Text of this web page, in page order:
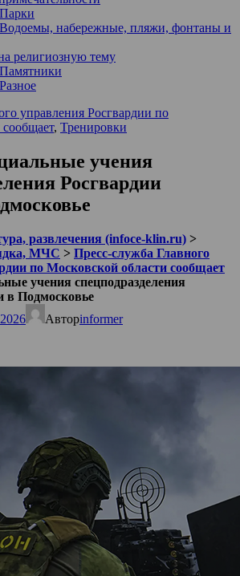
набережные, пляжи, фонтаны и
религиозную тему
управления Росгвардии по
, Тренировки
учения
Росгвардии
развлечения (infoce-klin.ru) >
МЧС > Пресс-служба Главного
по Московской области сообщает
учения спецподразделения
в Подмосковье
Авторinformer